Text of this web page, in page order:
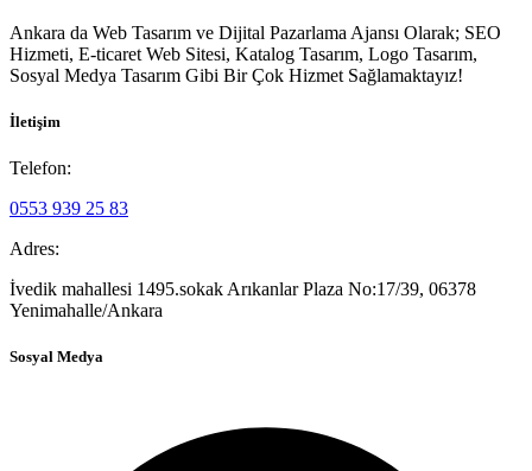
Ankara da Web Tasarım ve Dijital Pazarlama Ajansı Olarak; SEO
Hizmeti, E-ticaret Web Sitesi, Katalog Tasarım, Logo Tasarım,
Sosyal Medya Tasarım Gibi Bir Çok Hizmet Sağlamaktayız!
İletişim
Telefon:
0553 939 25 83
Adres:
İvedik mahallesi 1495.sokak Arıkanlar Plaza No:17/39, 06378
Yenimahalle/Ankara
Sosyal Medya